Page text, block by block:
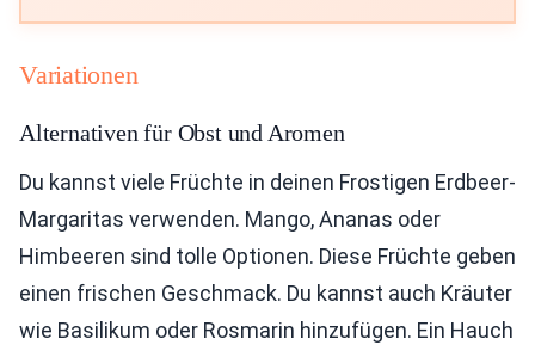
Variationen
Alternativen für Obst und Aromen
Du kannst viele Früchte in deinen Frostigen Erdbeer-
Margaritas verwenden. Mango, Ananas oder
Himbeeren sind tolle Optionen. Diese Früchte geben
einen frischen Geschmack. Du kannst auch Kräuter
wie Basilikum oder Rosmarin hinzufügen. Ein Hauch